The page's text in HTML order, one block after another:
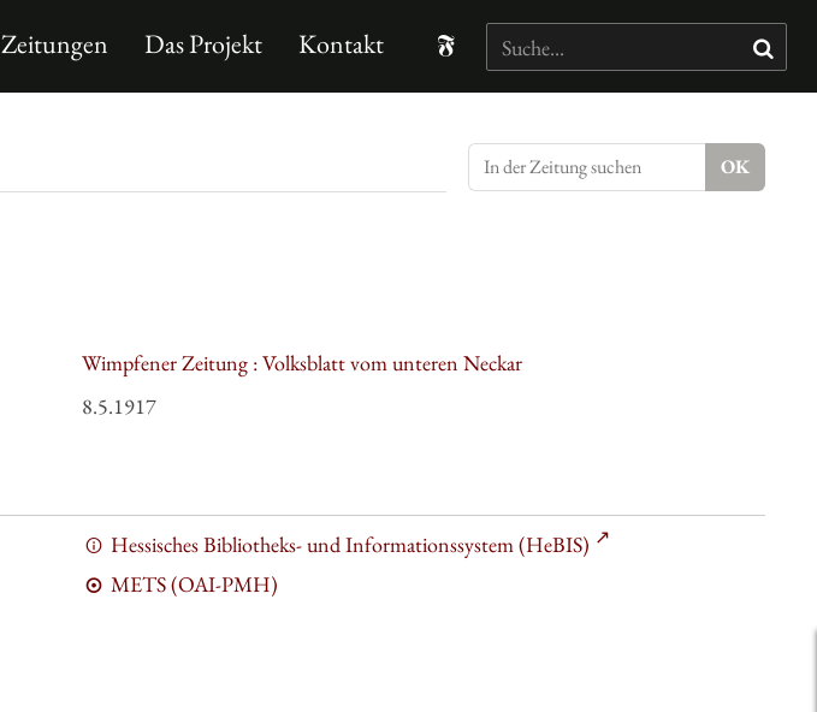
Zeitungen Das Projekt Kontakt
Wimpfener Zeitung : Volksblatt vom unteren Neckar
8.5.1917
Hessisches Bibliotheks- und Informationssystem (HeBIS)
METS (OAI-PMH)